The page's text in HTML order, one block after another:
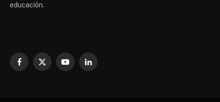
educación.
Facebook
X
YouTubeLinkedIn